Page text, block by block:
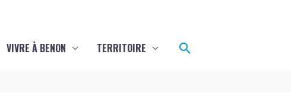
VIVRE À BENON TERRITOIRE Rechercher